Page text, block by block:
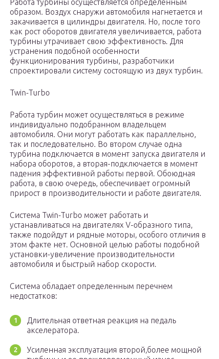
Работа турбины осуществляется определенным
образом. Воздух снаружи автомобиля нагнетается и
закачивается в цилиндры двигателя. Но, после того
как рост оборотов двигателя увеличивается, работа
турбины утрачивает свою эффективность. Для
устранения подобной особенности
функционирования турбины, разработчики
спроектировали систему состоящую из двух турбин.
Twin-Turbo
Работа турбин может осуществляться в режиме
индивидуально подобранном владельцем
автомобиля. Они могут работать как параллельно,
так и последовательно. Во втором случае одна
турбина подключается в момент запуска двигателя и
набора оборотов, а вторая-подключается в момент
падения эффективной работы первой. Обоюдная
работа, в свою очередь, обеспечивает огромный
прирост в производительности и работе двигателя.
Система Twin-Turbo может работать и
устанавливаться на двигателях V-образного типа,
также подойдут и рядные моторы, особого отличия в
этом факте нет. Основной целью работы подобной
установки-увеличение производительности
автомобиля и быстрый набор скорости.
Система обладает определенным перечнем
недостатков:
Длительная ответная реакция на педаль
акселератора.
Усиленная эксплуатация второй,более мощной